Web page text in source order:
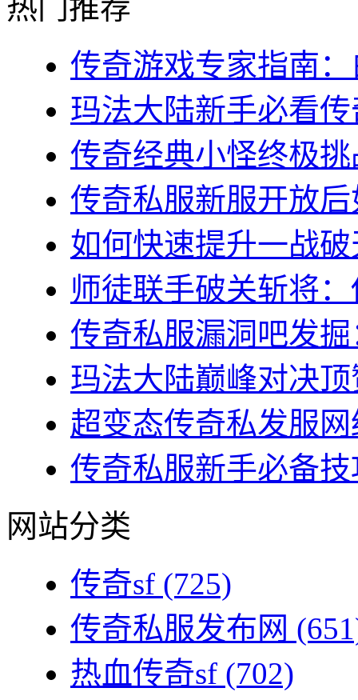
热门推荐
传奇游戏专家指南
玛法大陆新手必看
传奇经典小怪终极
传奇私服新服开放
如何快速提升一战
师徒联手破关斩将
传奇私服漏洞吧发
玛法大陆巅峰对决
超变态传奇私发服
传奇私服新手必备
网站分类
传奇sf (725)
传奇私服发布网
热血传奇sf (702)